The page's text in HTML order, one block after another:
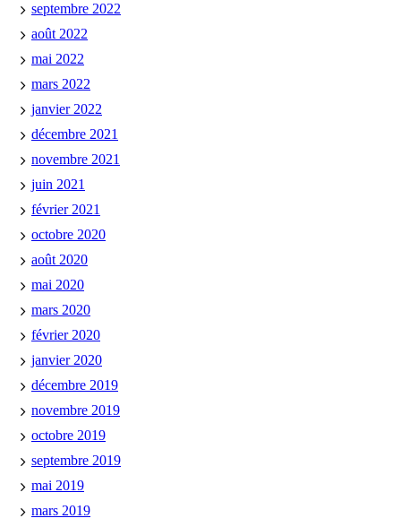
septembre 2022
août 2022
mai 2022
mars 2022
janvier 2022
décembre 2021
novembre 2021
juin 2021
février 2021
octobre 2020
août 2020
mai 2020
mars 2020
février 2020
janvier 2020
décembre 2019
novembre 2019
octobre 2019
septembre 2019
mai 2019
mars 2019